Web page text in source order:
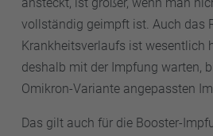
vollständig geimpft ist. Auch das
Krankheitsverlaufs ist wesentlich
deshalb mit der Impfung warten,
Omikron-Variante angepassten
Das gilt auch für die Booster-